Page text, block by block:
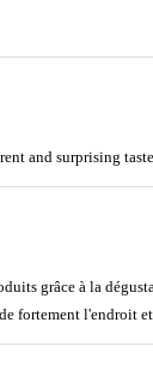
and surprising
grâce à la
fortement l'endroit